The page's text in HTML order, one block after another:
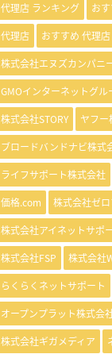
代理店 ランキング お
代理店 おすすめ 代理店
株式会社エヌズカンパニ
GMOインターネットグル
株式会社STORY ヤフー
ブロードバンドナビ株式
ライフサポート株式会社
価格.com 株式会社ゼロ
株式会社アイネットサポ
株式会社FSP 株式会社
らくらくネットサポート
オープンプラット株式会
株式会社ギガメディア